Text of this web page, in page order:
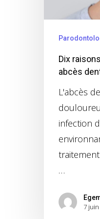
Dix
abcès
L'abcès
infection
…
7